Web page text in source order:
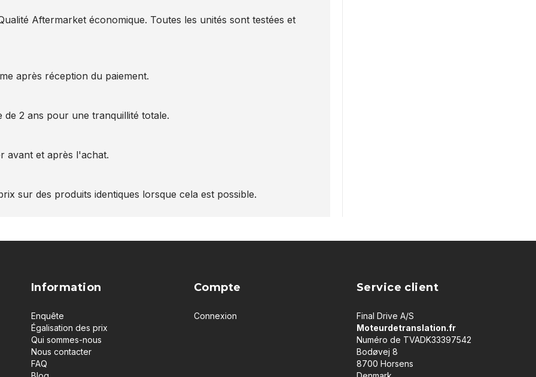
Aftermarket économique. Toutes les unités sont testées et
après réception du paiement.
2 ans pour une tranquillité totale.
avant et après l'achat.
sur des produits identiques lorsque cela est possible.
Information
Enquête
Égalisation des prix
Qui sommes-nous
Nous contacter
FAQ
Compte
Connexion
Service client
Final Drive A/S
Moteurdetranslation.fr
Numéro de TVADK33397542
Bodøvej 8
8700 Horsens